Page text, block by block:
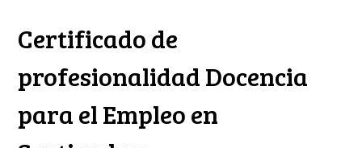
Certificado de
profesionalidad Docencia
para el Empleo en